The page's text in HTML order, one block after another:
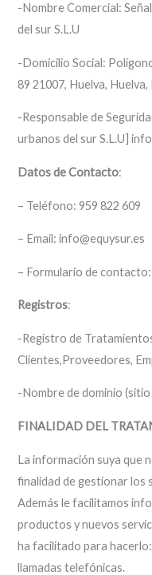
-Nombre Comercial:
del sur S.L.U
-Domicilio Social:
89 21007, Huelva, Huelva,
-Responsable de
urbanos del sur S.L.U]
Datos de Contacto:
– Teléfono: 959 822 609
– Email: info@equysur.es
– Formulario de
Registros:
-Registro de
Clientes,Proveedores,
-Nombre de dominio
FINALIDAD DEL
La información suya que
finalidad de gestionar los
Además le facilitamos
productos y nuevos
ha facilitado para
llamadas telefónicas.